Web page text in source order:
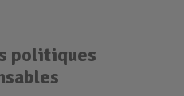
politiques